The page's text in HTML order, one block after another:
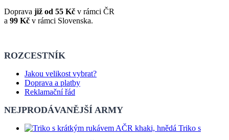
Doprava již od 55 Kč v rámci ČR
a 99 Kč v rámci Slovenska.
ROZCESTNÍK
Jakou velikost vybrat?
Doprava a platby
Reklamační řád
NEJPRODÁVANĚJŠÍ ARMY
Triko s